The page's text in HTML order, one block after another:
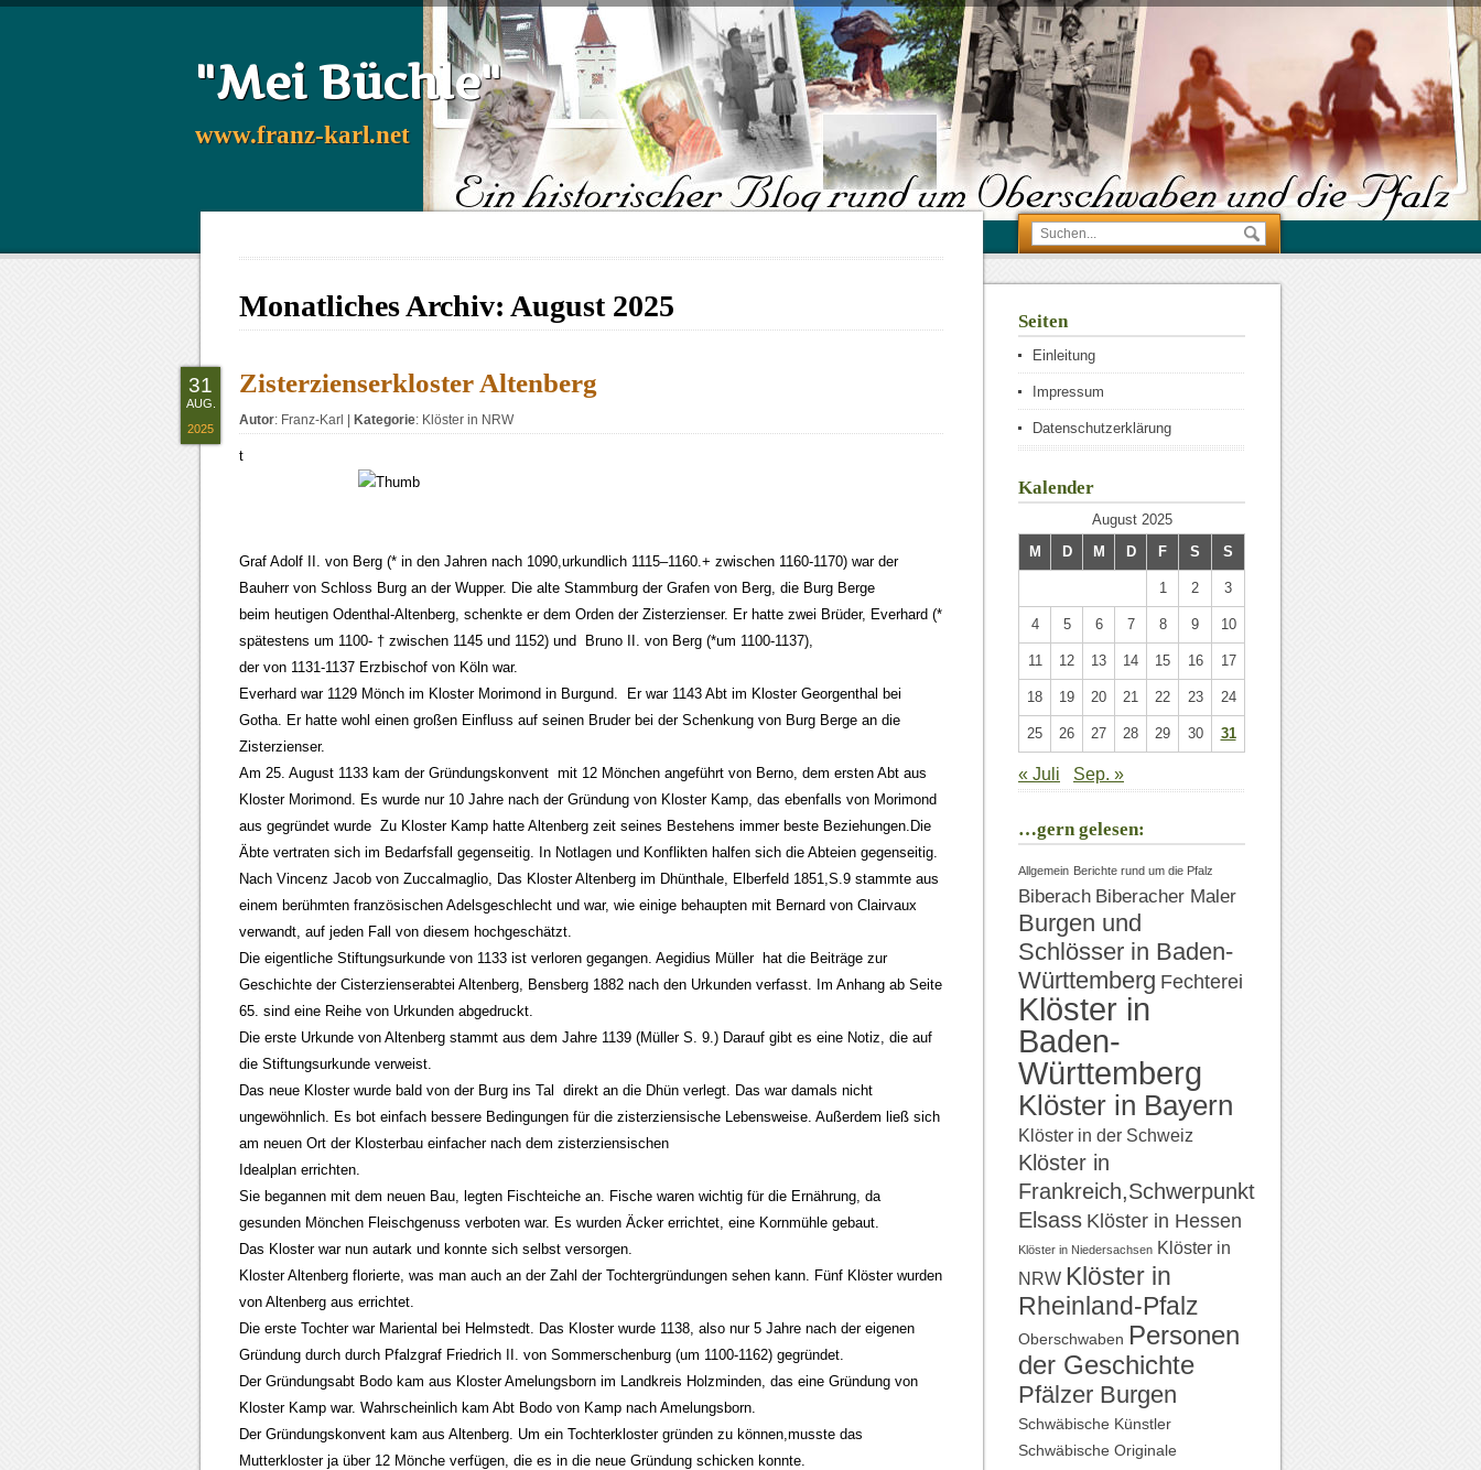
"Mei Büchle"
www.franz-karl.net
Monatliches Archiv: August 2025
Zisterzienserkloster Altenberg
Autor: Franz-Karl Kategorie: Klöster in NRW
t
Graf Adolf II. von Berg (* in den Jahren nach 1090,urkundlich 1115–1160.+ zwischen 1160-1170) war der
Bauherr von Schloss Burg an der Wupper. Die alte Stammburg der Grafen von Berg, die Burg Berge
beim heutigen Odenthal-Altenberg, schenkte er dem Orden der Zisterzienser. Er hatte zwei Brüder, Everhard (*
spätestens um 1100- † zwischen 1145 und 1152) und Bruno II. von Berg (*um 1100-1137),
der von 1131-1137 Erzbischof von Köln war.
Everhard war 1129 Mönch im Kloster Morimond in Burgund. Er war 1143 Abt im Kloster Georgenthal bei
Gotha. Er hatte wohl einen großen Einfluss auf seinen Bruder bei der Schenkung von Burg Berge an die
Zisterzienser.
Am 25. August 1133 kam der Gründungskonvent mit 12 Mönchen angeführt von Berno, dem ersten Abt aus
Kloster Morimond. Es wurde nur 10 Jahre nach der Gründung von Kloster Kamp, das ebenfalls von Morimond
aus gegründet wurde Zu Kloster Kamp hatte Altenberg zeit seines Bestehens immer beste Beziehungen.Die
Äbte vertraten sich im Bedarfsfall gegenseitig. In Notlagen und Konflikten halfen sich die Abteien gegenseitig.
Nach Vincenz Jacob von Zuccalmaglio, Das Kloster Altenberg im Dhünthale, Elberfeld 1851,S.9 stammte aus
einem berühmten französischen Adelsgeschlecht und war, wie einige behaupten mit Bernard von Clairvaux
verwandt, auf jeden Fall von diesem hochgeschätzt.
Die eigentliche Stiftungsurkunde von 1133 ist verloren gegangen. Aegidius Müller hat die Beiträge zur
Geschichte der Cisterzienserabtei Altenberg, Bensberg 1882 nach den Urkunden verfasst. Im Anhang ab Seite
65. sind eine Reihe von Urkunden abgedruckt.
Die erste Urkunde von Altenberg stammt aus dem Jahre 1139 (Müller S. 9.) Darauf gibt es eine Notiz, die auf
die Stiftungsurkunde verweist.
Das neue Kloster wurde bald von der Burg ins Tal direkt an die Dhün verlegt. Das war damals nicht
ungewöhnlich. Es bot einfach bessere Bedingungen für die zisterziensische Lebensweise. Außerdem ließ sich
am neuen Ort der Klosterbau einfacher nach dem zisterziensischen
Idealplan errichten.
Sie begannen mit dem neuen Bau, legten Fischteiche an. Fische waren wichtig für die Ernährung, da
gesunden Mönchen Fleischgenuss verboten war. Es wurden Äcker errichtet, eine Kornmühle gebaut.
Das Kloster war nun autark und konnte sich selbst versorgen.
Kloster Altenberg florierte, was man auch an der Zahl der Tochtergründungen sehen kann. Fünf Klöster wurden
von Altenberg aus errichtet.
Die erste Tochter war Mariental bei Helmstedt. Das Kloster wurde 1138, also nur 5 Jahre nach der eigenen
Gründung durch durch Pfalzgraf Friedrich II. von Sommerschenburg (um 1100-1162) gegründet.
Der Gründungsabt Bodo kam aus Kloster Amelungsborn im Landkreis Holzminden, das eine Gründung von
Kloster Kamp war. Wahrscheinlich kam Abt Bodo von Kamp nach Amelungsborn.
Der Gründungskonvent kam aus Altenberg. Um ein Tochterkloster gründen zu können,musste das
Mutterkloster ja über 12 Mönche verfügen, die es in die neue Gründung schicken konnte.
31
AUG.
2025
Seiten
Einleitung
Impressum
Datenschutzerklärung
Kalender
August 2025
M
D M D F S S
1 2 3
4 5 6 7 8 9 10
11 12 13 14 15 16 17
18 19 20 21 22 23 24
25 26 27 28 29 30 31
« Juli Sep. »
…gern gelesen:
Allgemein Berichte rund um die Pfalz
Biberach Biberacher Maler
Burgen und
Schlösser in Baden-
Württemberg Fechterei
Klöster in
Baden-
Württemberg
Klöster in Bayern
Klöster in der Schweiz
Klöster in
Frankreich,Schwerpunkt
Elsass Klöster in Hessen
Klöster in Niedersachsen Klöster in
NRW Klöster in
Rheinland-Pfalz
Oberschwaben Personen
der Geschichte
Pfälzer Burgen
Schwäbische Künstler
Schwäbische Originale